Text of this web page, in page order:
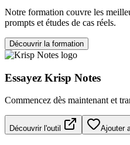
Notre formation couvre les
prompts et études de cas réels.
Découvrir la formation
Essayez Krisp Notes
Commencez dès maintenant et
Découvrir l'outil Ajouter